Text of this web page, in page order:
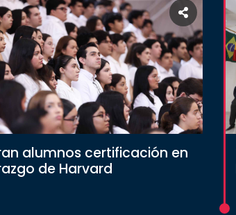
alumnos certificación en
de Harvard